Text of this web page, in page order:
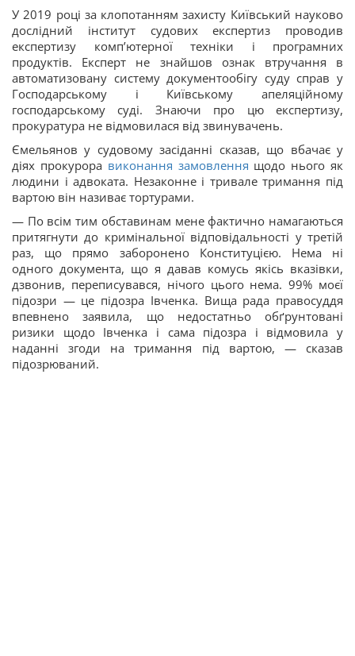
У 2019 році за клопотанням захисту Київський науково
дослідний інститут судових експертиз проводив
експертизу компʼютерної техніки і програмних
продуктів. Експерт не знайшов ознак втручання в
автоматизовану систему документообігу суду справ у
Господарському і Київському апеляційному
господарському суді. Знаючи про цю експертизу,
прокуратура не відмовилася від звинувачень.
Ємельянов у судовому засіданні сказав, що вбачає у
діях прокурора виконання замовлення щодо нього як
людини і адвоката. Незаконне і тривале тримання під
вартою він називає тортурами.
— По всім тим обставинам мене фактично намагаються
притягнути до кримінальної відповідальності у третій
раз, що прямо заборонено Конституцією. Нема ні
одного документа, що я давав комусь якісь вказівки,
дзвонив, переписувався, нічого цього нема. 99% моєї
підозри — це підозра Івченка. Вища рада правосуддя
впевнено заявила, що недостатньо обґрунтовані
ризики щодо Івченка і сама підозра і відмовила у
наданні згоди на тримання під вартою, — сказав
підозрюваний.